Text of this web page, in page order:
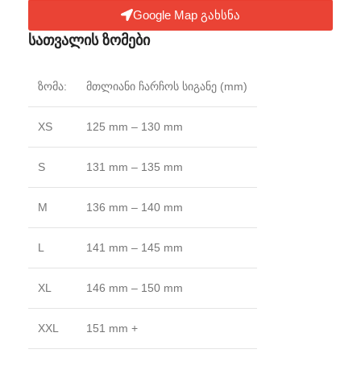
Google Map გახსნა
სათვალის ზომები
ზომა: მთლიანი ჩარჩოს სიგანე (mm)
XS 125 mm – 130 mm
S 131 mm – 135 mm
M 136 mm – 140 mm
L 141 mm – 145 mm
XL 146 mm – 150 mm
XXL 151 mm +